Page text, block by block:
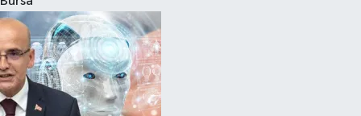
Eğitim
Sağlık
Dünya